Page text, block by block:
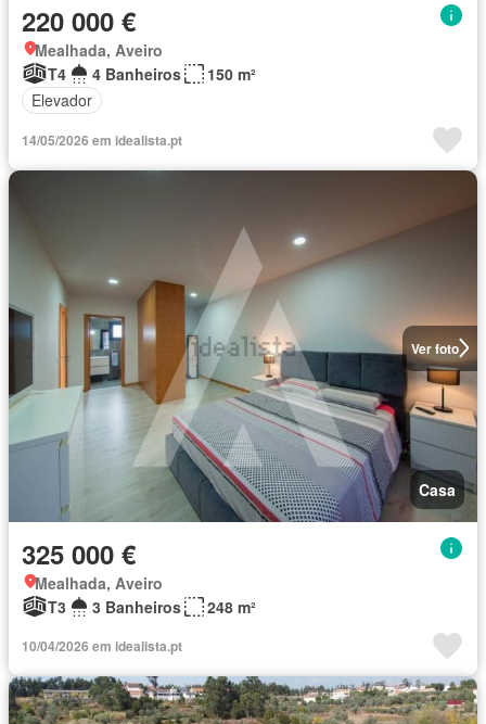
220 000 €
Mealhada, Aveiro
T4
4 Banheiros
150 m²
Elevador
14/05/2026 em idealista.pt
Ver foto
Casa
325 000 €
Mealhada, Aveiro
T3
3 Banheiros 248 m²
10/04/2026 em idealista.pt